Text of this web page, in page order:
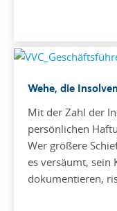
Wehe, die
Mit der Zahl der
persönlichen
Wer größere
es versäumt, sein
dokumentieren,